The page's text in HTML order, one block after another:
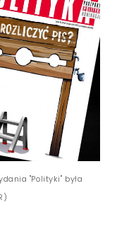
"Polityki" była